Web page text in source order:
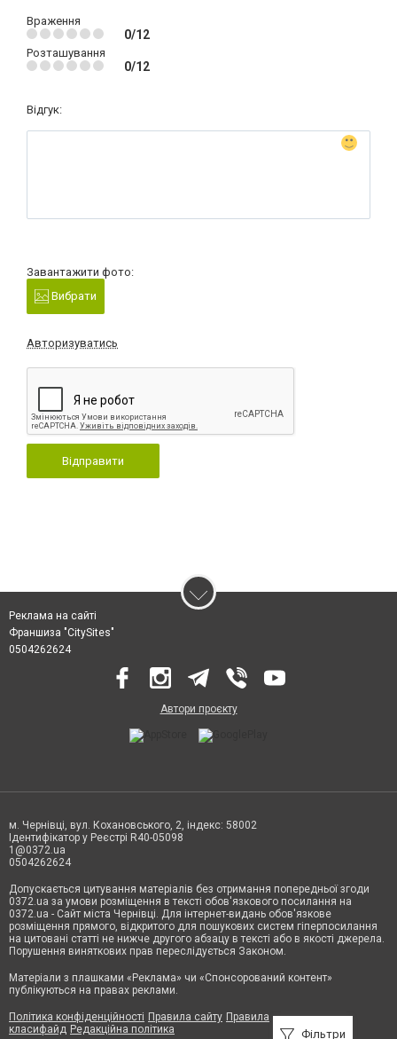
Враження
0/12
Розташування
0/12
Відгук:
Завантажити фото:
Вибрати
Авторизуватись
Відправити
Фільтри
Реклама на сайті
Франшиза "CitySites"
0504262624
Автори проєкту
м. Чернівці, вул. Кохановського, 2, індекс: 58002
Ідентифікатор у Реєстрі R40-05098
1@0372.ua
0504262624
Допускається цитування матеріалів без отримання попередньої згоди
0372.ua за умови розміщення в тексті обов'язкового посилання на
0372.ua - Сайт міста Чернівці. Для інтернет-видань обов'язкове
розміщення прямого, відкритого для пошукових систем гіперпосилання
на цитовані статті не нижче другого абзацу в тексті або в якості джерела.
Порушення виняткових прав переслідується Законом.
Матеріали з плашками «Реклама» чи «Спонсорований контент»
публікуються на правах реклами.
Політика конфіденційності Правила сайту Правила
класифайд Редакційна політика